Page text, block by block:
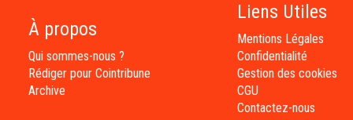
À propos
Qui sommes-nous ?
Rédiger pour Cointribune
Archive
Liens Utiles
Mentions Légales
Confidentialité
Gestion des cookies
CGU
Contactez-nous